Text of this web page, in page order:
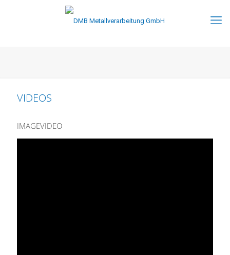
VIDEOS
IMAGEVIDEO